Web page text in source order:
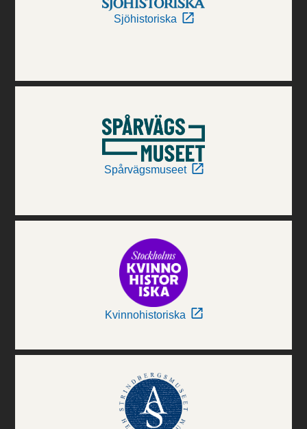
Sjöhistoriska
Spårvägsmuseet
Kvinnohistoriska